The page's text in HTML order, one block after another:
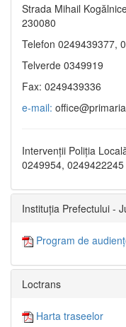
Strada Mihail
230080
Telefon 0249439377,
Telverde 0349919
Fax: 0249439336
e-mail:
Intervenții Poliția
0249954, 0249422245
Instituția Prefectului -
Program de
Loctrans
Harta traseelor